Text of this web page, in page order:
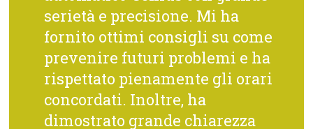
serietà e precisione. Mi ha
fornito ottimi consigli su come
prevenire futuri problemi e ha
rispettato pienamente gli orari
concordati. Inoltre, ha
dimostrato grande chiarezza